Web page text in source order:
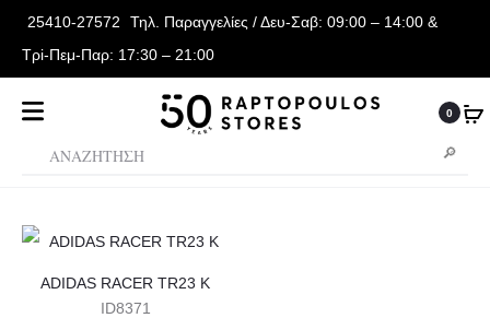
25410-27572 Τηλ. Παραγγελίες / Δευ-Σαβ: 09:00 – 14:00 &
Τρi-Πεμ-Παρ: 17:30 – 21:00
0
Αυτό
το
ADIDAS RACER TR23 K
ID8371